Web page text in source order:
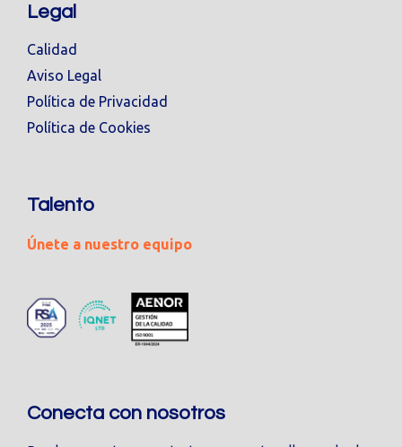
Legal
Calidad
Aviso Legal
Política de Privacidad
Política de Cookies
Talento
Únete a nuestro equipo
Conecta con nosotros